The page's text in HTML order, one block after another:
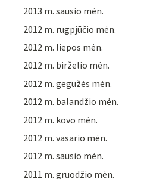
2013 m. sausio mėn.
2012 m. rugpjūčio mėn.
2012 m. liepos mėn.
2012 m. birželio mėn.
2012 m. gegužės mėn.
2012 m. balandžio mėn.
2012 m. kovo mėn.
2012 m. vasario mėn.
2012 m. sausio mėn.
2011 m. gruodžio mėn.